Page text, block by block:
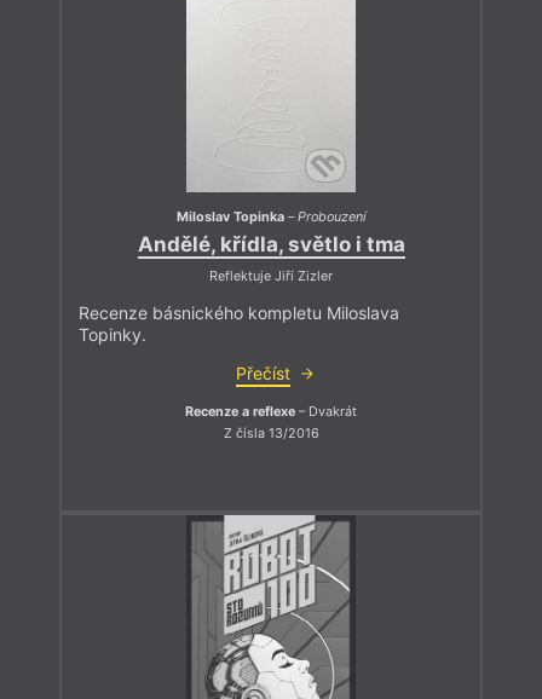
Miloslav Topinka–Probouzení
Andělé, křídla, světlo i tma
Reflektuje Jiří Zizler
Recenze básnického kompletu Miloslava
Topinky.
Přečíst
Recenze a reflexe – Dvakrát
Z čísla 13/2016